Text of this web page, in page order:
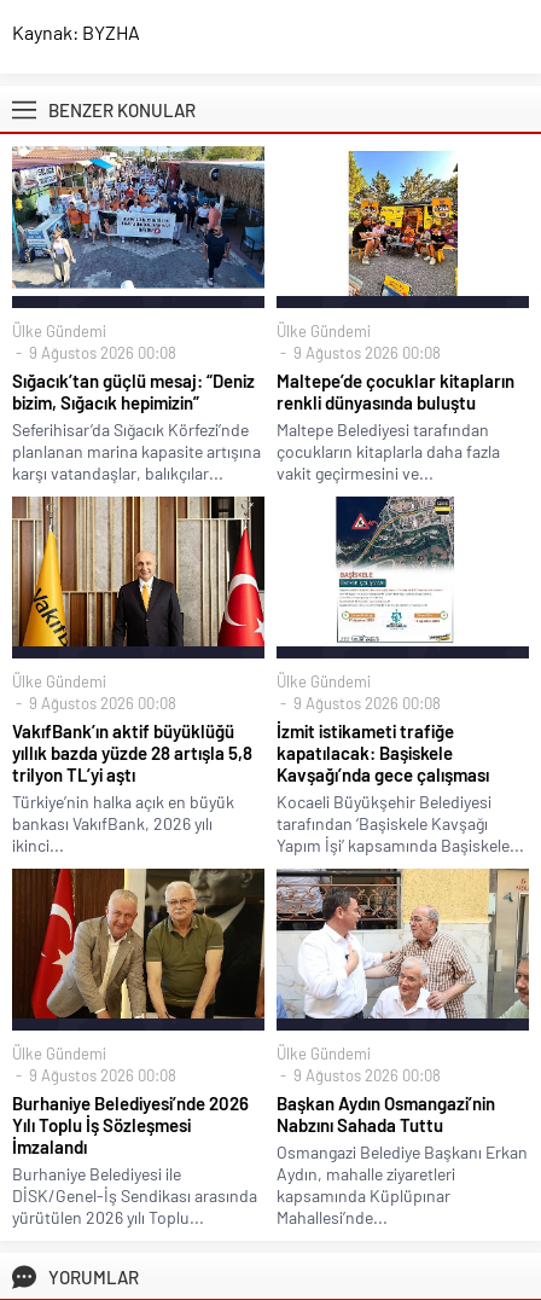
Kaynak: BYZHA
BENZER KONULAR
Ülke Gündemi
9 Ağustos 2026 00:08
Sığacık’tan güçlü mesaj: “Deniz
bizim, Sığacık hepimizin”
Seferihisar’da Sığacık Körfezi’nde
planlanan marina kapasite artışına
karşı vatandaşlar, balıkçılar...
Ülke Gündemi
9 Ağustos 2026 00:08
Maltepe’de çocuklar kitapların
renkli dünyasında buluştu
Maltepe Belediyesi tarafından
çocukların kitaplarla daha fazla
vakit geçirmesini ve...
Ülke Gündemi
9 Ağustos 2026 00:08
VakıfBank’ın aktif büyüklüğü
yıllık bazda yüzde 28 artışla 5,8
trilyon TL’yi aştı
Türkiye’nin halka açık en büyük
bankası VakıfBank, 2026 yılı
ikinci...
Ülke Gündemi
9 Ağustos 2026 00:08
İzmit istikameti trafiğe
kapatılacak: Başiskele
Kavşağı’nda gece çalışması
Kocaeli Büyükşehir Belediyesi
tarafından ‘Başiskele Kavşağı
Yapım İşi’ kapsamında Başiskele...
Ülke Gündemi
9 Ağustos 2026 00:08
Burhaniye Belediyesi’nde 2026
Yılı Toplu İş Sözleşmesi
İmzalandı
Burhaniye Belediyesi ile
DİSK/Genel-İş Sendikası arasında
yürütülen 2026 yılı Toplu...
Ülke Gündemi
9 Ağustos 2026 00:08
Başkan Aydın Osmangazi’nin
Nabzını Sahada Tuttu
Osmangazi Belediye Başkanı Erkan
Aydın, mahalle ziyaretleri
kapsamında Küplüpınar
Mahallesi’nde...
YORUMLAR